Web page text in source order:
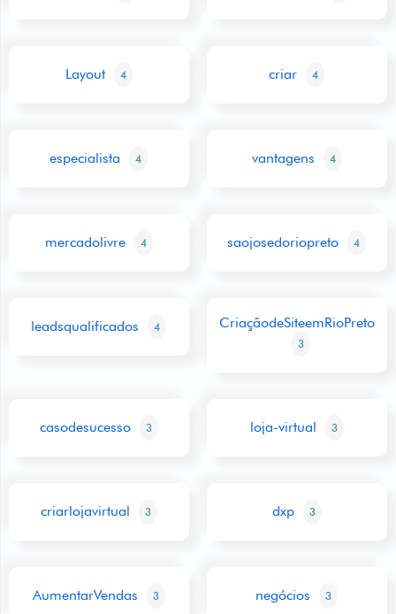
Layout 4 criar 4
especialista 4 vantagens 4
mercadolivre 4 saojosedoriopreto 4
leadsqualificados 4 CriaçãodeSiteemRioPreto
3
casodesucesso 3 loja-virtual 3
criarlojavirtual 3 dxp 3
AumentarVendas 3 negócios 3